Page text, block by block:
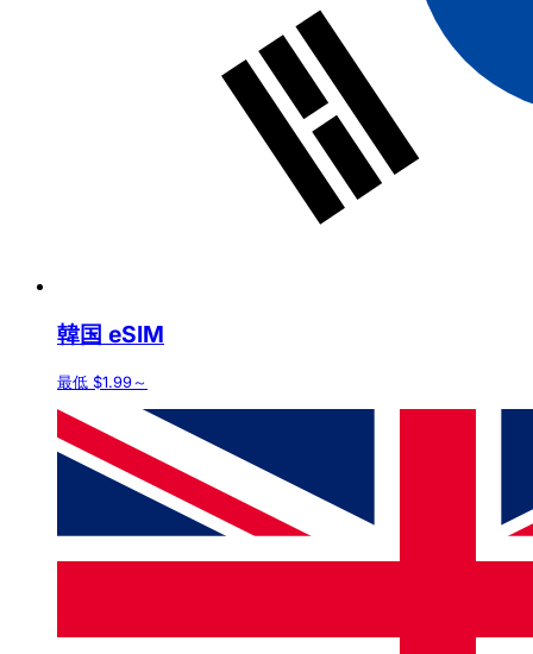
韓国 eSIM
最低 $1.99～